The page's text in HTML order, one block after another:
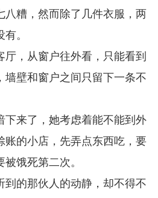
八糟，然而除了几件衣服，两
。
，从窗户往外看，只能看到
墙壁和窗户之间只留下一条不
下来了，她考虑着能不能到外
账的小店，先弄点东西吃，要
饿死第二次。
到的那伙人的动静，却不得不